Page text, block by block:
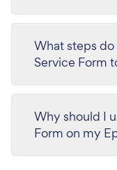
What steps
Service Form
Why should I
Form on my